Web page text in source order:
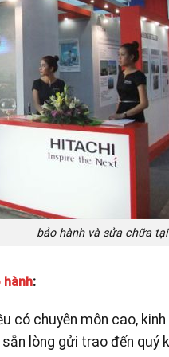
bảo hành và sửa chữa
hành:
có chuyên môn cao,
lòng gửi trao đến quý